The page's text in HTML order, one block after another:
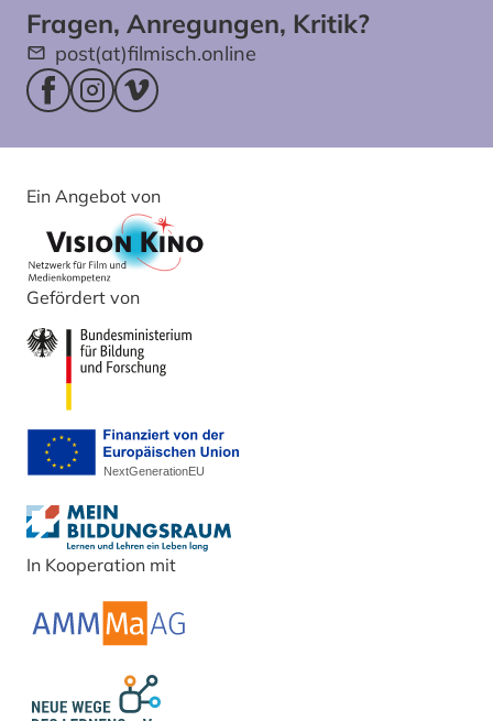
Fragen, Anregungen, Kritik?
post(at)filmisch.online
Facebookseite (öffnet im neuen Fenster)
Instagram (öffnet im neuen Fenster)
Vimeo (öffnet im neuen Fenster)
Ein Angebot von
Gefördert von
In Kooperation mit